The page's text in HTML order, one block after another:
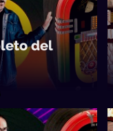
del